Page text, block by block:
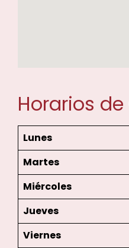
Horarios
Lunes
Martes
Miércoles
Jueves
Viernes